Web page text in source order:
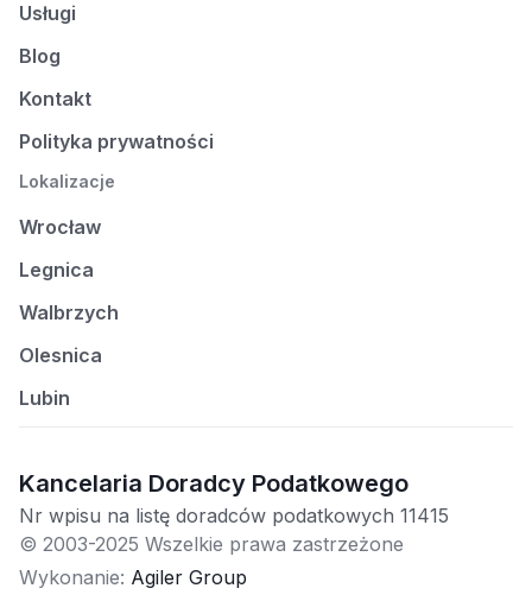
Usługi
Blog
Kontakt
Polityka prywatności
Lokalizacje
Wrocław
Legnica
Walbrzych
Olesnica
Lubin
Kancelaria Doradcy Podatkowego
Nr wpisu na listę doradców podatkowych 11415
© 2003-2025 Wszelkie prawa zastrzeżone
Wykonanie: Agiler Group